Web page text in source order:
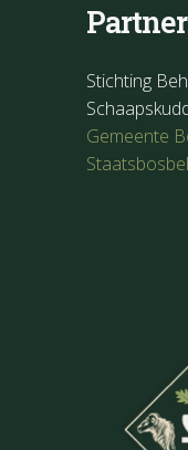
Stichting
Gemeente